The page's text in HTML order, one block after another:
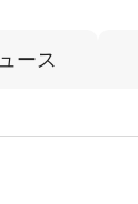
ース